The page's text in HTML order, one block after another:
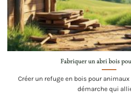
Fabriquer un abri bois
Créer un refuge en bois pour
démarche qui allie